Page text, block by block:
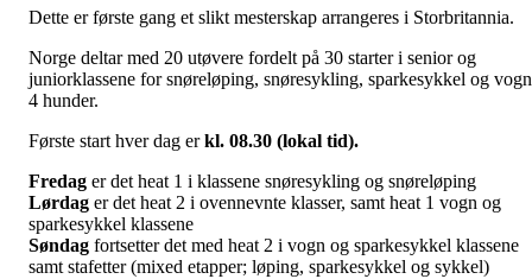
Dette er første gang et slikt mesterskap arrangeres i Storbritannia.
Norge deltar med 20 utøvere fordelt på 30 starter i senior og
juniorklassene for snøreløping, snøresykling, sparkesykkel og vogn
4 hunder.
Første start hver dag erkl. 08.30 (lokal tid).
Fredag er det heat 1 i klassene snøresykling og snøreløping
Lørdag er det heat 2 i ovennevnte klasser, samt heat 1 vogn og
sparkesykkel klassene
Søndag fortsetter det med heat 2 i vogn og sparkesykkel klassene
samt stafetter (mixed etapper; løping, sparkesykkel og sykkel)